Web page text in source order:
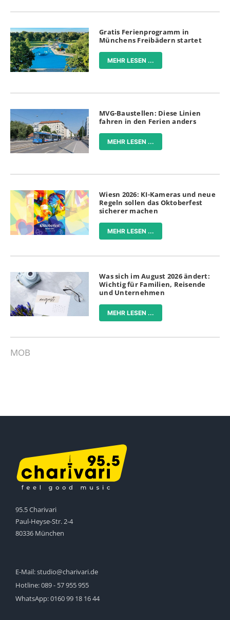
Gratis Ferienprogramm in
Münchens Freibädern startet
MEHR LESEN ...
MVG-Baustellen: Diese Linien
fahren in den Ferien anders
MEHR LESEN ...
Wiesn 2026: KI-Kameras und neue
Regeln sollen das Oktoberfest
sicherer machen
MEHR LESEN ...
Was sich im August 2026 ändert:
Wichtig für Familien, Reisende
und Unternehmen
MEHR LESEN ...
MOB
95.5 Charivari
Paul-Heyse-Str. 2-4
80336 München
E-Mail:studio@charivari.de
Hotline:089 - 57 955 955
WhatsApp:0160 99 18 16 44